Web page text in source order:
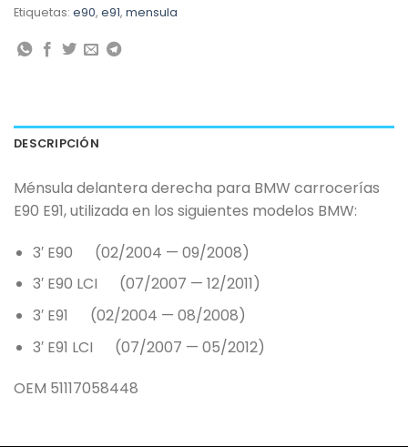
Etiquetas: e90, e91, mensula
DESCRIPCIÓN
Ménsula delantera derecha para BMW carrocerías
E90 E91, utilizada en los siguientes modelos BMW:
3′ E90 (02/2004 — 09/2008)
3′ E90 LCI (07/2007 — 12/2011)
3′ E91 (02/2004 — 08/2008)
3′ E91 LCI (07/2007 — 05/2012)
OEM 51117058448